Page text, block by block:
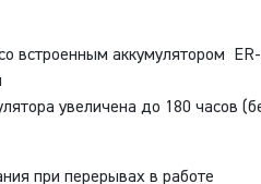
встроенным аккумулятором
увеличена до 180 часов
при перерывах в работе